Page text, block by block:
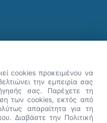
Είμαι η Νόησις.
μπορώ να σε βοηθήσω
cookies προκειμένου να
την εμπειρία σας
σας. Παρέχετε τη
των cookies, εκτός από
απαραίτητα για τη
Διαβάστε την Πολιτική